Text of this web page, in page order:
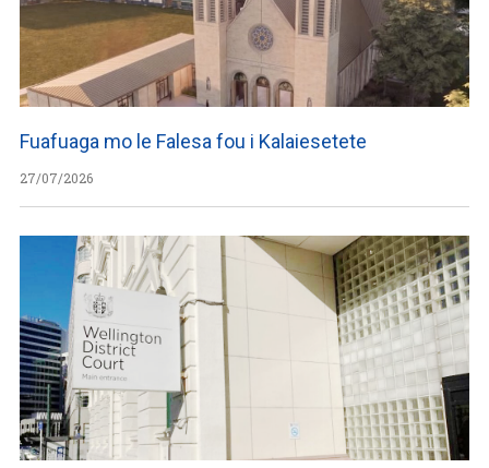
Fuafuaga mo le Falesa fou i Kalaiesetete
27/07/2026